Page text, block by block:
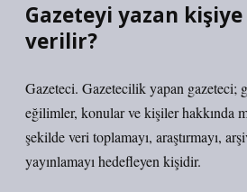
Gazeteyi yazan
verilir?
Gazeteci. Gazetecilik yapan gazeteci;
eğilimler, konular ve kişiler hakkında
şekilde veri toplamayı, araştırmayı,
yayınlamayı hedefleyen kişidir.